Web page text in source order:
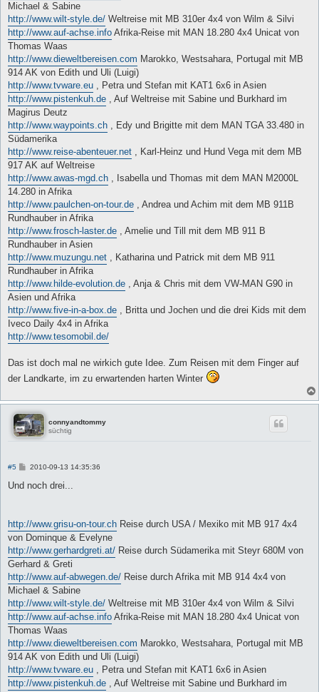
Michael & Sabine
http://www.wilt-style.de/ Weltreise mit MB 310er 4x4 von Wilm & Silvi
http://www.auf-achse.info Afrika-Reise mit MAN 18.280 4x4 Unicat von
Thomas Waas
http://www.dieweltbereisen.com Marokko, Westsahara, Portugal mit MB
914 AK von Edith und Uli (Luigi)
http://www.tvware.eu , Petra und Stefan mit KAT1 6x6 in Asien
http://www.pistenkuh.de , Auf Weltreise mit Sabine und Burkhard im
Magirus Deutz
http://www.waypoints.ch , Edy und Brigitte mit dem MAN TGA 33.480 in
Südamerika
http://www.reise-abenteuer.net , Karl-Heinz und Hund Vega mit dem MB
917 AK auf Weltreise
http://www.awas-mgd.ch , Isabella und Thomas mit dem MAN M2000L
14.280 in Afrika
http://www.paulchen-on-tour.de , Andrea und Achim mit dem MB 911B
Rundhauber in Afrika
http://www.frosch-laster.de , Amelie und Till mit dem MB 911 B
Rundhauber in Asien
http://www.muzungu.net , Katharina und Patrick mit dem MB 911
Rundhauber in Afrika
http://www.hilde-evolution.de , Anja & Chris mit dem VW-MAN G90 in
Asien und Afrika
http://www.five-in-a-box.de , Britta und Jochen und die drei Kids mit dem
Iveco Daily 4x4 in Afrika
http://www.tesomobil.de/
Das ist doch mal ne wirkich gute Idee. Zum Reisen mit dem Finger auf
der Landkarte, im zu erwartenden harten Winter
connyandtommy
süchtig
#5
B
i
2010-09-13 14:35:36
Und noch drei...
http://www.grisu-on-tour.ch Reise durch USA / Mexiko mit MB 917 4x4
von Dominque & Evelyne
http://www.gerhardgreti.at/ Reise durch Südamerika mit Steyr 680M von
Gerhard & Greti
http://www.auf-abwegen.de/ Reise durch Afrika mit MB 914 4x4 von
Michael & Sabine
http://www.wilt-style.de/ Weltreise mit MB 310er 4x4 von Wilm & Silvi
http://www.auf-achse.info Afrika-Reise mit MAN 18.280 4x4 Unicat von
Thomas Waas
http://www.dieweltbereisen.com Marokko, Westsahara, Portugal mit MB
914 AK von Edith und Uli (Luigi)
http://www.tvware.eu , Petra und Stefan mit KAT1 6x6 in Asien
http://www.pistenkuh.de , Auf Weltreise mit Sabine und Burkhard im